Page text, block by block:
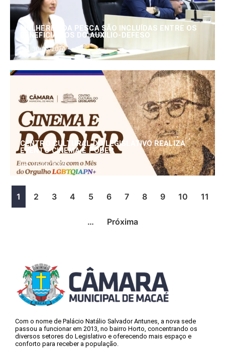
MULHERES DA PESCA SÃO INCLUÍDAS ENTRE OS
BENEFICIÁRIOS DO AUXÍLIO-DEFESO
30/06/2026
CENTRO CULTURAL DO LEGISLATIVO REALIZA
EVENTO CINEMA E PODER
25/06/2026
1 2 3 4 5 6 7 8 9 10 11
… Próxima
Com o nome de Palácio Natálio Salvador Antunes, a nova sede
passou a funcionar em 2013, no bairro Horto, concentrando os
diversos setores do Legislativo e oferecendo mais espaço e
conforto para receber a população.